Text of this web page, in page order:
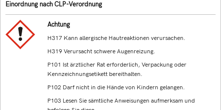
Einordnung nach CLP-Verordnung
Achtung
H317 Kann allergische Hautreaktionen verursachen.
H319 Verursacht schwere Augenreizung.
P101 Ist ärztlicher Rat erforderlich, Verpackung oder
Kennzeichnungsetikett bereithalten.
P102 Darf nicht in die Hände von Kindern gelangen.
P103 Lesen Sie sämtliche Anweisungen aufmerksam und